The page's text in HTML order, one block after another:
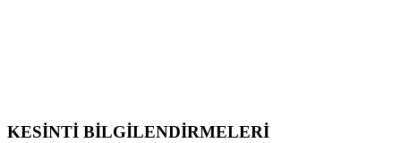
KESİNTİ BİLGİLENDİRMELERİ